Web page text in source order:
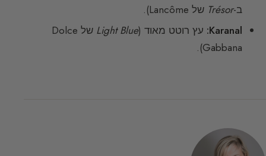
ב-Trésor של Lancôme).
Karanal: עץ רוטט מאוד (Light Blue
של Dolce
Gabbana).